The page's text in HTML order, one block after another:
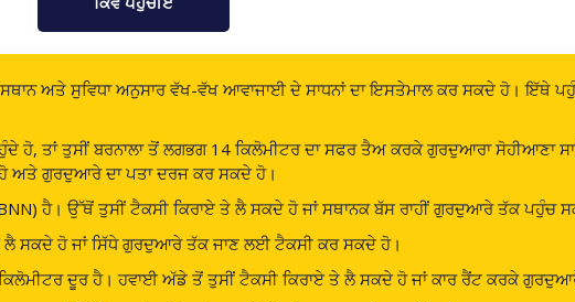
ਅਤੇ ਸੁਵਿਧਾ ਅਨੁਸਾਰ ਵੱਖ-ਵੱਖ ਆਵਾਜਾਈ ਦੇ ਸਾਧਨਾਂ ਦਾ ਇਸਤੇਮਾਲ ਕਰ ਸਕਦੇ ਹੋ। ਇੱਥੇ
ਹੋ, ਤਾਂ ਤੁਸੀਂ ਬਰਨਾਲਾ ਤੋਂ ਲਗਭਗ 14 ਕਿਲੋਮੀਟਰ ਦਾ ਸਫਰ ਤੈਅ ਕਰਕੇ ਗੁਰਦੁਆਰਾ ਸੋਹੀਆਣਾ
ਅਤੇ ਗੁਰਦੁਆਰੇ ਦਾ ਪਤਾ ਦਰਜ ਕਰ ਸਕਦੇ ਹੋ।
ਹੈ। ਉੱਥੋਂ ਤੁਸੀਂ ਟੈਕਸੀ ਕਿਰਾਏ ਤੇ ਲੈ ਸਕਦੇ ਹੋ ਜਾਂ ਸਥਾਨਕ ਬੱਸ ਰਾਹੀਂ ਗੁਰਦੁਆਰੇ ਤੱਕ ਪਹੁੰਚ
ਸਕਦੇ ਹੋ ਜਾਂ ਸਿੱਧੇ ਗੁਰਦੁਆਰੇ ਤੱਕ ਜਾਣ ਲਈ ਟੈਕਸੀ ਕਰ ਸਕਦੇ ਹੋ।
ਦੂਰ ਹੈ। ਹਵਾਈ ਅੱਡੇ ਤੋਂ ਤੁਸੀਂ ਟੈਕਸੀ ਕਿਰਾਏ ਤੇ ਲੈ ਸਕਦੇ ਹੋ ਜਾਂ ਕਾਰ ਰੈਂਟ ਕਰਕੇ